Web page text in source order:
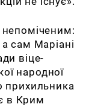
непоміченим:
сам Маріані
віце-
народної
прихильника
в Крим